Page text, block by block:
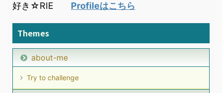
好き☆RIE Profileはこちら
Themes
about-me
Try to challenge